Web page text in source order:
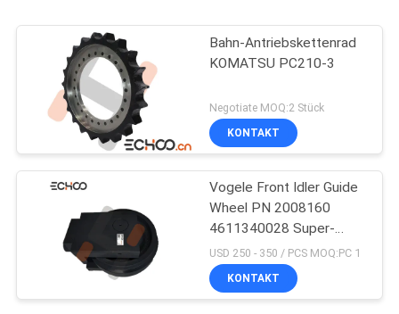
Bahn-Antriebskettenrad
KOMATSU PC210-3
Negotiate MOQ:2 Stück
KONTAKT
Vogele Front Idler Guide
Wheel PN 2008160
4611340028 Super-
S1800-1
USD 250 - 350 / PCS MOQ:PC 1
KONTAKT